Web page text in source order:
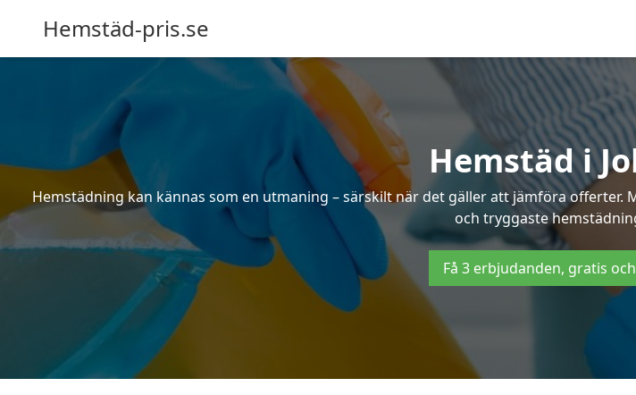
Hemstäd-pris.se
Hemstäd i
Hemstädning kan kännas som en utmaning – särskilt när det gäller att jämföra
och tryggaste
Få 3 erbjudanden, gratis